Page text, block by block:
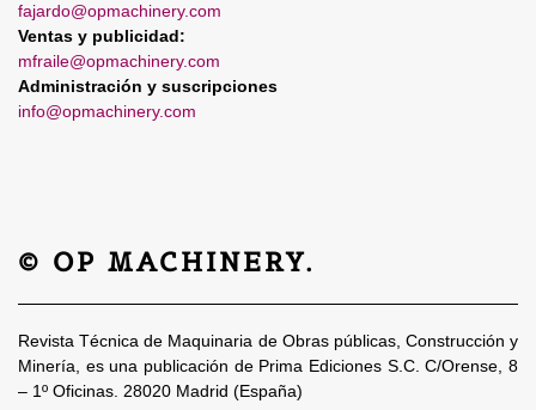
fajardo@opmachinery.com
Ventas y publicidad:
mfraile@opmachinery.com
Administración y suscripciones
info@opmachinery.com
© OP MACHINERY.
Revista Técnica de Maquinaria de Obras públicas, Construcción y
Minería, es una publicación de Prima Ediciones S.C. C/Orense, 8
– 1º Oficinas. 28020 Madrid (España)